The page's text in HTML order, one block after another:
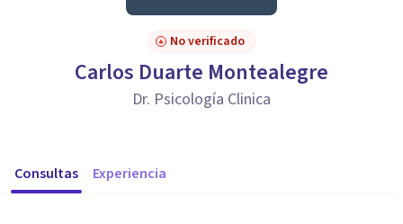
No verificado
Carlos Duarte Montealegre
Dr. Psicología Clinica
Consultas Experiencia